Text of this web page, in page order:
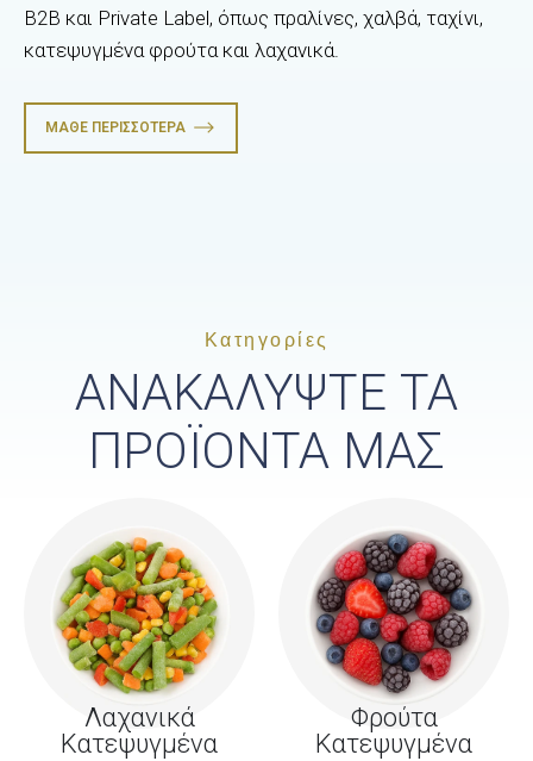
B2B και Private Label, όπως πραλίνες, χαλβά, ταχίνι,
κατεψυγμένα φρούτα και λαχανικά.
ΜΆΘΕ ΠΕΡΙΣΣΌΤΕΡΑ
Κατηγορίες
ΑΝΑΚΑΛΥΨΤΕ ΤΑ
ΠΡΟΪΟΝΤΑ ΜΑΣ
Λαχανικά
Κατεψυγμένα
Φρούτα
Κατεψυγμένα